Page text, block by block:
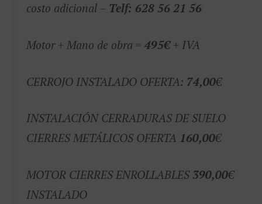
costo adicional – Telf: 628 56 21 56
Motor + Mano de obra = 495€+ IVA
CERROJO INSTALADO OFERTA: 74,00€
INSTALACIÓN CERRADURAS DE SUELO
CIERRES METÁLICOS OFERTA 160,00€
MOTOR CIERRES ENROLLABLES 390,00€
INSTALADO